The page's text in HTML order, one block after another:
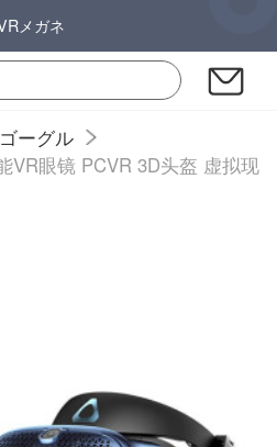
メガネ
ーグル
VR眼镜 PCVR 3D头盔 虚拟现